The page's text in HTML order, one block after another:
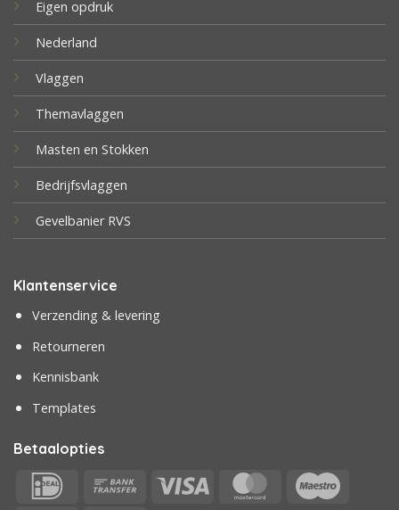
Eigen opdruk
Nederland
Vlaggen
Themavlaggen
Masten en Stokken
Bedrijfsvlaggen
Gevelbanier RVS
Klantenservice
Verzending & levering
Retourneren
Kennisbank
Templates
Betaalopties
IDeal
Bank
Visa MasterCard